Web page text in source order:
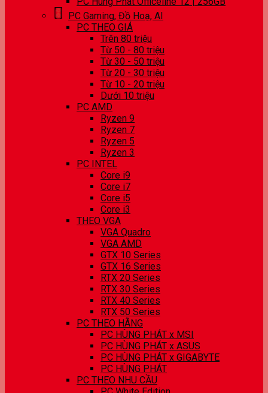
PC Gaming, Đồ Hoạ, AI
PC THEO GIÁ
Trên 80 triệu
Từ 50 - 80 triệu
Từ 30 - 50 triệu
Từ 20 - 30 triệu
Từ 10 - 20 triệu
Dưới 10 triệu
PC AMD
Ryzen 9
Ryzen 7
Ryzen 5
Ryzen 3
PC INTEL
Core i9
Core i7
Core i5
Core i3
THEO VGA
VGA Quadro
VGA AMD
GTX 10 Series
GTX 16 Series
RTX 20 Series
RTX 30 Series
RTX 40 Series
RTX 50 Series
PC THEO HÃNG
PC HÙNG PHÁT x MSI
PC HÙNG PHÁT x ASUS
PC HÙNG PHÁT x GIGABYTE
PC HÙNG PHÁT
PC THEO NHU CẦU